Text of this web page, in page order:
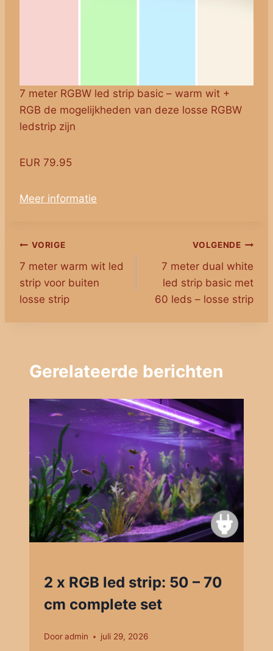
7 meter RGBW led strip basic – warm wit +
RGB de mogelijkheden van deze losse RGBW
ledstrip zijn
EUR 79.95
Meer informatie
Bericht
navigatie
VORIGE
7 meter warm wit led
strip voor buiten
losse strip
VOLGENDE
7 meter dual white
led strip basic met
60 leds – losse strip
Gerelateerde berichten
2 x RGB led strip: 50 – 70
cm complete set
Dooradmin juli 29, 2026